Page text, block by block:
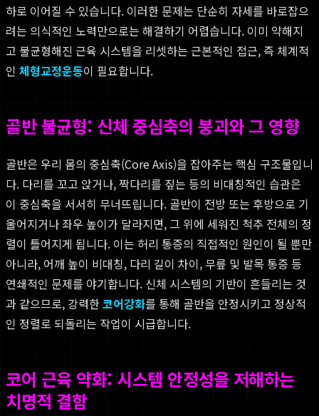
하로 이어질 수 있습니다. 이러한 문제는 단순히 자세를 바로잡으
려는 의식적인 노력만으로는 해결하기 어렵습니다. 이미 약해지
고 불균형해진 근육 시스템을 리셋하는 근본적인 접근, 즉 체계적
인 체형교정운동이 필요합니다.
골반 불균형: 신체 중심축의 붕괴와 그 영향
골반은 우리 몸의 중심축(Core Axis)을 잡아주는 핵심 구조물입니
다. 다리를 꼬고 앉거나, 짝다리를 짚는 등의 비대칭적인 습관은
이 중심축을 서서히 무너뜨립니다. 골반이 전방 또는 후방으로 기
울어지거나 좌우 높이가 달라지면, 그 위에 세워진 척추 전체의 정
렬이 틀어지게 됩니다. 이는 허리 통증의 직접적인 원인이 될 뿐만
아니라, 어깨 높이 비대칭, 다리 길이 차이, 무릎 및 발목 통증 등
연쇄적인 문제를 야기합니다. 신체 시스템의 기반이 흔들리는 것
과 같으므로, 강력한코어강화를 통해 골반을 안정시키고 정상적
인 정렬로 되돌리는 작업이 시급합니다.
코어 근육 약화: 시스템 안정성을 저해하는
치명적 결함